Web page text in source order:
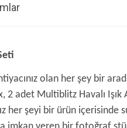
olan her şey bir
adet Multiblitz Havalı Işık
her şeyi bir ürün